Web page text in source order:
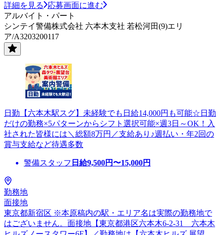
詳細を見る
応募画面に進む
アルバイト・パート
シンテイ警備株式会社 六本木支社 若松河田(9)エリ
ア/A3203200117
日勤【六本木駅スグ】未経験でも日給14,000円も可能☆日勤
だけの勤務×5パターンからシフト選択可能×週3日～OK！入
社された皆様には＼総額8万円／支給あり♪週払い・年2回の
賞与支給など待遇多数
警備スタッフ 日給9,500円〜15,000円
勤務地
面接地
東京都新宿区 ※本原稿内の駅・エリア名は実際の勤務地で
はございません。面接地【東京都港区六本木6-2-31 六本木